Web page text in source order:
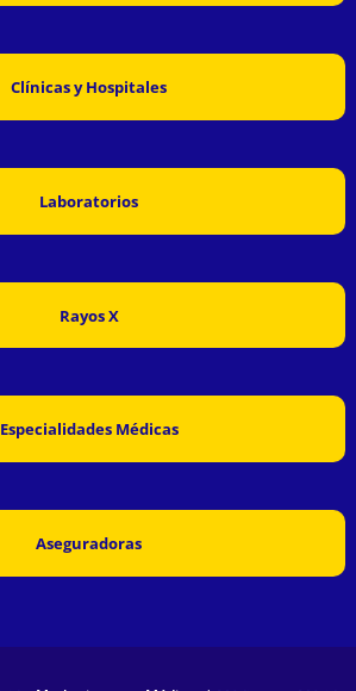
Clínicas y Hospitales
Laboratorios
Rayos X
Especialidades Médicas
Aseguradoras